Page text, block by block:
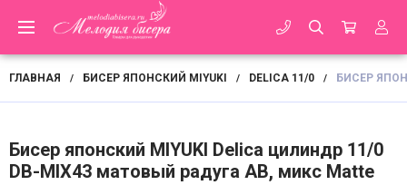
ГЛАВНАЯ / БИСЕР ЯПОНСКИЙ MIYUKI / DELICA 11/0 / БИСЕР
Бисер японский MIYUKI Delica цилиндр 11/0
DB-MIX43 матовый радуга АВ, микс Matte